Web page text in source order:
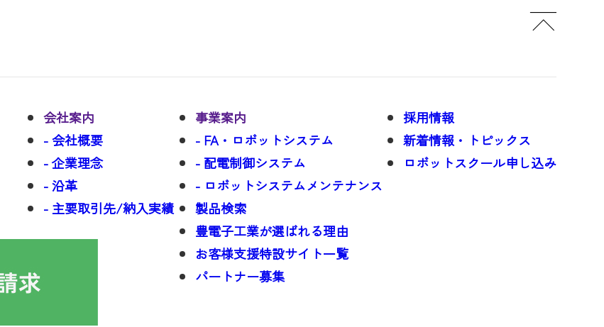
会社案内
- 会社概要
- 企業理念
- 沿革
- 主要取引先/納入実績
事業案内
- FA・ロボットシステム
- 配電制御システム
- ロボットシステムメンテナンス
製品検索
豊電子工業が選ばれる理由
お客様支援特設サイト一覧
パートナー募集
採用情報
新着情報・トピックス
ロボットスクール申し込み